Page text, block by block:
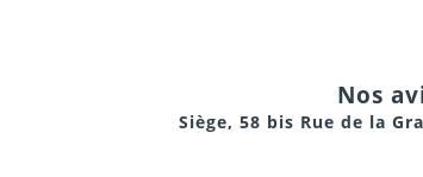
chercher
Nos
Siège, 58 bis Rue de la